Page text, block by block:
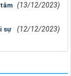
(13/12/2023)
sự
(12/12/2023)